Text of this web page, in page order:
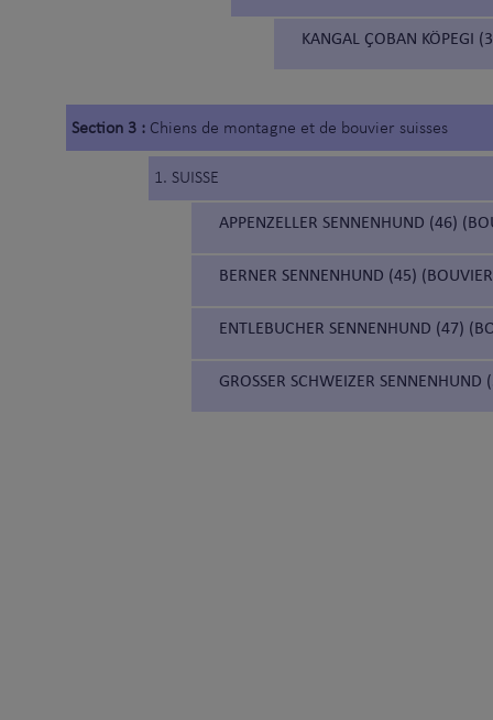
KANGAL ÇOBAN KÖPEGI
Section 3 : Chiens de montagne et de bouvier suisses
1. SUISSE
APPENZELLER SENNENHUND (46)
BERNER SENNENHUND (45)
ENTLEBUCHER SENNENHUND (47)
GROSSER SCHWEIZER